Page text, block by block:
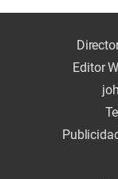
Editor